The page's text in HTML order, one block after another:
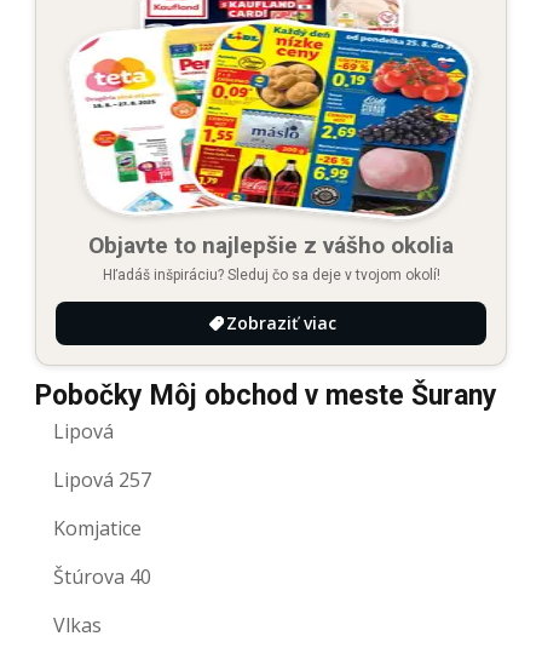
Objavte to najlepšie z vášho okolia
Hľadáš inšpiráciu? Sleduj čo sa deje v tvojom okolí!
Zobraziť viac
Pobočky Môj obchod v meste Šurany
Lipová
Lipová 257
Komjatice
Štúrova 40
Vlkas